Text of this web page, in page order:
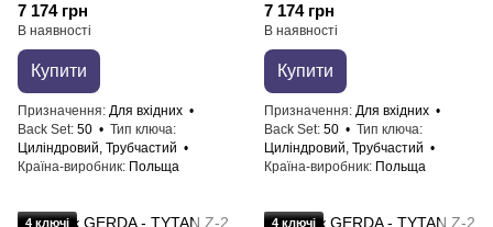
7 174 грн
В наявності
Купити
Призначення Для вхідних
Back Set 50
Тип ключа
Циліндровий, Трубчастий
Країна-виробник Польща
7 174 грн
В наявності
Купити
Призначення Для вхідних
Back Set 50
Тип ключа
Циліндровий, Трубчастий
Країна-виробник Польща
4 ключі 4 ключі